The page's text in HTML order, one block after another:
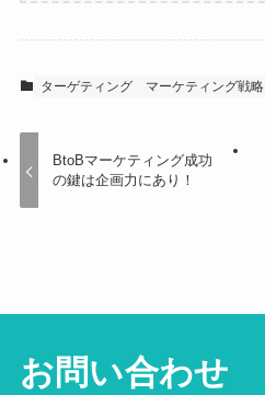
ターゲティング マーケティング戦略
BtoBマーケティング成功
の鍵は企画力にあり！
お問い合わせ